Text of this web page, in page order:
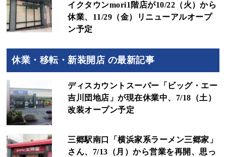
イクタウンmori1階店が10/22（火）から
休業、11/29（金）リニューアルオープ
ン予定
休業・移転・新装開店 の最新記事
ディスカウントスーパー「ビッグ・エー
吉川団地店」が現在休業中、7/18（土）
改装オープン予定
三郷駅南口「横浜家系ラーメン三郷家」
さん、7/13（月）から営業を再開、思っ